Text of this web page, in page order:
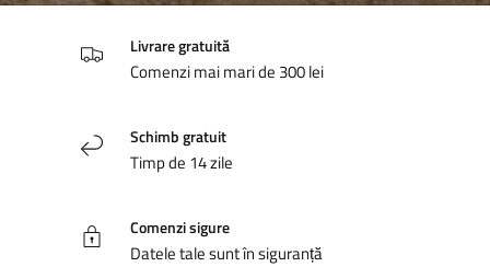
Livrare gratuită
Comenzi mai mari de 300 lei
Schimb gratuit
Timp de 14 zile
Comenzi sigure
Datele tale sunt în siguranță